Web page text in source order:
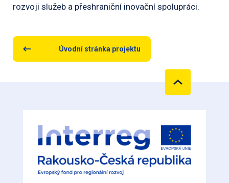
rozvoji služeb a přeshraniční inovační spolupráci.
Úvodní stránka projektu